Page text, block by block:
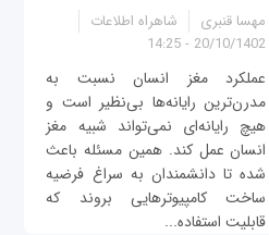
مهسا قنبری
شاهراه اطلاعات
20/10/1402 - 14:25
عملکرد مغز انسان نسبت به
مدرن‌ترین رایانه‌ها بی‌‌نظیر است‌ و
هیچ رایانه‌ای نمی‌تواند شبیه مغز
انسان عمل کند. همین مسئله باعث
شده تا دانشمندان به سراغ فرضیه
ساخت کامپیوترهایی بروند که
قابلیت استفاده...